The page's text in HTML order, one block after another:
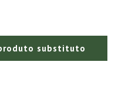
substituto